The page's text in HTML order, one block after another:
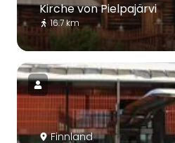
Kirche von Pielpajärvi
16.7 km
Finnland